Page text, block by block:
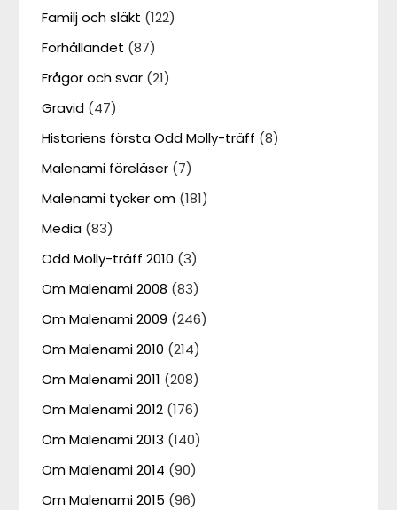
Familj och släkt (122)
Förhållandet (87)
Frågor och svar (21)
Gravid (47)
Historiens första Odd Molly-träff (8)
Malenami föreläser (7)
Malenami tycker om (181)
Media (83)
Odd Molly-träff 2010 (3)
Om Malenami 2008 (83)
Om Malenami 2009 (246)
Om Malenami 2010 (214)
Om Malenami 2011 (208)
Om Malenami 2012 (176)
Om Malenami 2013 (140)
Om Malenami 2014 (90)
Om Malenami 2015 (96)